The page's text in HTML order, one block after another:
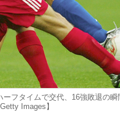
フタイムで交代、16強敗退の瞬
Getty Images】